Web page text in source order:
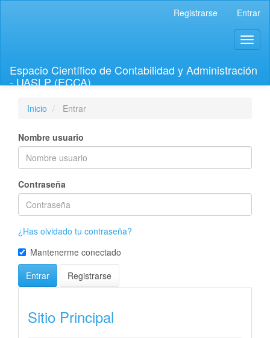
lateral
Registrarse Entrar
Espacio Científico de Contabilidad y Administración
- UASLP (ECCA)
Inicio Entrar
Nombre usuario
Contraseña
¿Has olvidado tu contraseña?
Mantenerme conectado
Entrar
Registrarse
Sitio Principal